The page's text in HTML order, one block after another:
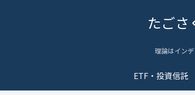
たごさ
理論はイン
ETF・投資信託